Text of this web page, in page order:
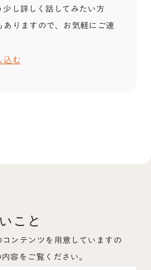
し詳しく話してみたい方
りますので、お気軽にご連
込む
こと
ンテンツを用意していますの
容をご覧ください。